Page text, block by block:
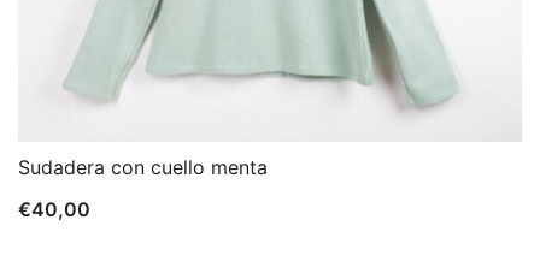
Sudadera con cuello menta
€40,00